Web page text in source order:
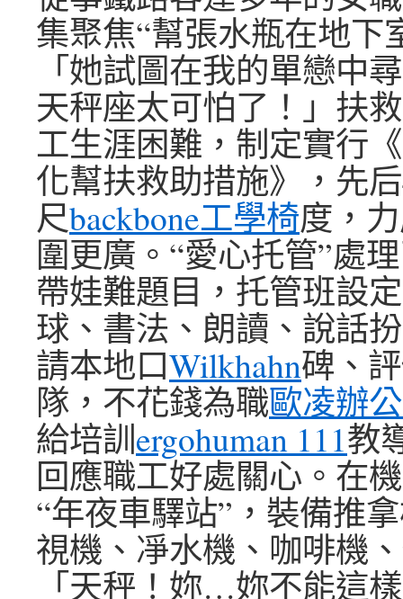
集聚焦“幫張水瓶在地下
「她試圖在我的單戀中
天秤座太可怕了！」扶
工生涯困難，制定實行
化幫扶救助措施》，先
尺backbone工學椅度，
圍更廣。“愛心托管”處
帶娃難題目，托管班設
球、書法、朗讀、說話
請本地口Wilkhahn碑、
隊，不花錢為職歐凌辦
給培訓ergohuman 111教
回應職工好處關心。在
“年夜車驛站”，裝備推
視機、凈水機、咖啡機
「天秤！妳…妳不能這